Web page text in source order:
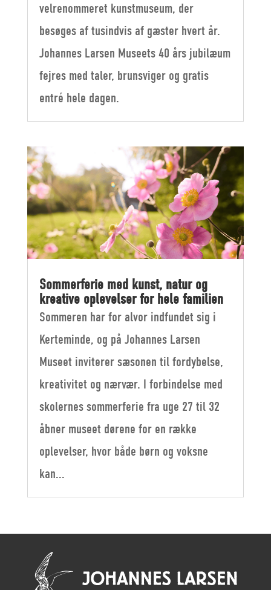
velrenommeret kunstmuseum, der
besøges af tusindvis af gæster hvert år.
Johannes Larsen Museets 40 års jubilæum
fejres med taler, brunsviger og gratis
entré hele dagen.
Sommerferie med kunst, natur og
kreative oplevelser for hele familien
Sommeren har for alvor indfundet sig i
Kerteminde, og på Johannes Larsen
Museet inviterer sæsonen til fordybelse,
kreativitet og nærvær. I forbindelse med
skolernes sommerferie fra uge 27 til 32
åbner museet dørene for en række
oplevelser, hvor både børn og voksne
kan...